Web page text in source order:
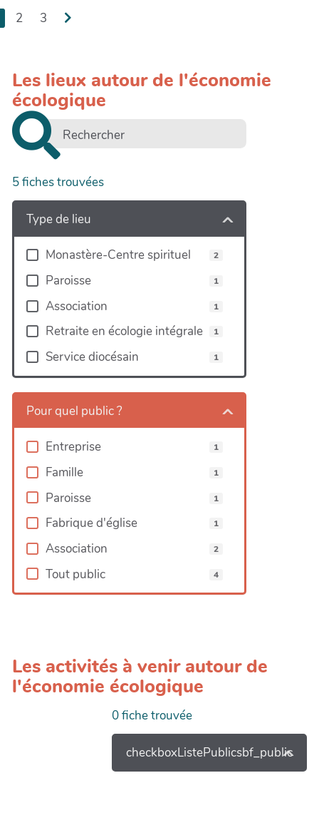
2 3
Les lieux autour de l'économie
écologique
5fiches trouvées
Type de lieu
Monastère-Centre spirituel 2
Paroisse 1
Association 1
Retraite en écologie intégrale 1
Service diocésain 1
Pour quel public ?
Entreprise 1
Famille 1
Paroisse 1
Fabrique d'église 1
Association 2
Tout public 4
Leaflet
OpenStreetMap
Les activités à venir autour de
l'économie écologique
0fiche trouvée
checkboxListePublicsbf_public